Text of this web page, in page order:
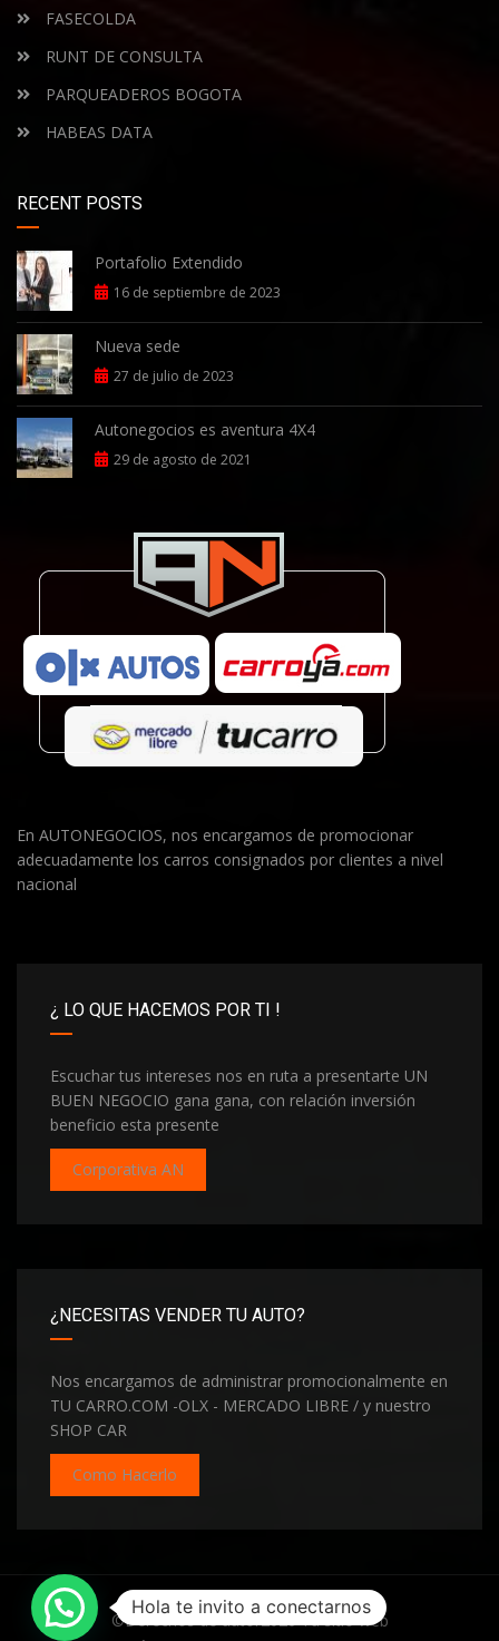
FASECOLDA
RUNT DE CONSULTA
PARQUEADEROS BOGOTA
HABEAS DATA
RECENT POSTS
Portafolio Extendido
16 de septiembre de 2023
Nueva sede
27 de julio de 2023
Autonegocios es aventura 4X4
29 de agosto de 2021
En AUTONEGOCIOS, nos encargamos de promocionar
adecuadamente los carros consignados por clientes a nivel
nacional
¿ LO QUE HACEMOS POR TI !
Escuchar tus intereses nos en ruta a presentarte UN
BUEN NEGOCIO gana gana, con relación inversión
beneficio esta presente
Corporativa AN
¿NECESITAS VENDER TU AUTO?
Nos encargamos de administrar promocionalmente en
TU CARRO.COM -OLX - MERCADO LIBRE / y nuestro
SHOP CAR
Como Hacerlo
©Derechos de autor2026Tu sitio web
Hola te invito a conectarnos